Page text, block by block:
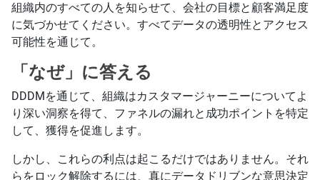
組織内のすべての人を知らせて、会社の目標と顧客満足度
に気づかせてください。すべてデータの透明性とアクセス
可能性を通じて。
「なぜ」に答える
DDDMを通じて、組織はカスタマージャーニーについてよ
り深い洞察を得て、ファネルの漏れと成功ポイントを特定
して、獲得を促進します。
しかし、これらの利点は起こるだけではありません。それ
らをロック解除するには、真にデータドリブンな意思決定